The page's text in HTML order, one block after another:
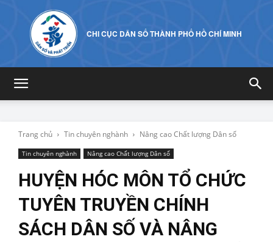
CHI CỤC DÂN SỐ THÀNH PHỐ HỒ CHÍ MINH
Trang chủ Tin chuyên nghành Nâng cao Chất lượng Dân số
Tin chuyên nghành Nâng cao Chất lượng Dân số
HUYỆN HÓC MÔN TỔ CHỨC
TUYÊN TRUYỀN CHÍNH
SÁCH DÂN SỐ VÀ NÂNG